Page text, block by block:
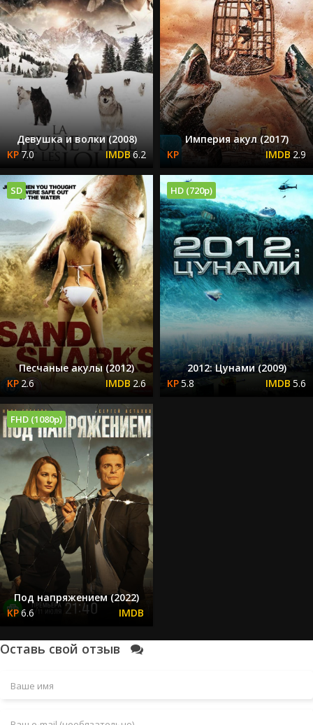
Девушка и волки (2008)
7.0
6.2
Империя акул (2017)
2.9
SD
Песчаные акулы (2012)
2.6
2.6
HD (720p)
2012: Цунами (2009)
5.8
5.6
FHD (1080p)
Под напряжением (2022)
6.6
Оставь свой отзыв